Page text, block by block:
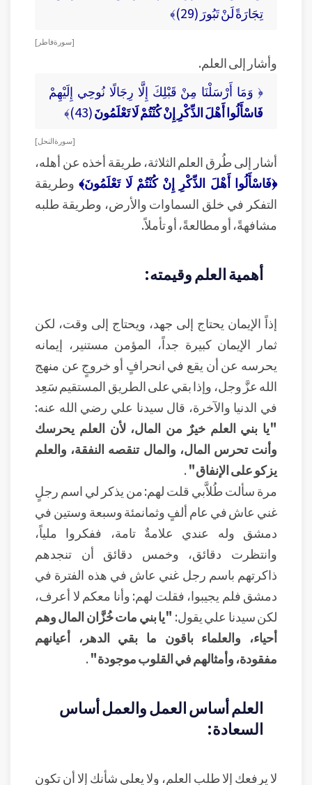
تِجَارَةً لَنْ تَبُورَ (29)﴾
[ سورة فاطر ]
وأشار إلى العلم.
﴿ وَمَا أَرْسَلْنَا مِنْ قَبْلِكَ إِلَّا رِجَالًا نُوحِي إِلَيْهِمْ
فَاسْأَلُوا أَهْلَ الذِّكْرِ إِنْ كُنْتُمْ لَا تَعْلَمُونَ(43)﴾
[ سورة النحل ]
أشار إلى طُرق العلم الثلاثة، طريقة أخذه عن أهله،
﴿فَاسْأَلُوا أَهْلَ الذِّكْرِ إِنْ كُنْتُمْ لَا تَعْلَمُونَ﴾ وطريقة
التفكر في خلق السماوات والأرض، وطريقة طلبه
مشافهةً، أو مطالعةً، أو تأملاً.
أهمية العلم وقيمته:
إذاً الإيمان يحتاج إلى جهد، ويحتاج إلى وقت، لكن
ثمار الإيمان كبيرة جداً، المؤمن مستنير، إيمانه
يحرسه عن أن يقع في انحرافٍ أو خروجٍ عن منهج
الله عزَّ وجل، وإذا بقي على الطريق المستقيم سَعِد
في الدنيا والآخرة، قال سيدنا علي رضي الله عنه:
"يا بني العلم خيرٌ من المال، لأن العلم يحرسك
وأنت تحرس المال، والمال تنقصه النفقة، والعلم
يزكو على الإنفاق".
مرة سألت طُلاَّبي قلت لهم: من يذكر لي اسم رجلٍ
غني عاش في عام ألفٍ وثمانمئة وسبعة وستين في
دمشق وله عندي علامةٌ تامة، ففكروا ملياً،
وانتظرت دقائق، وخمس دقائق أن تنجدهم
ذاكرتهم باسم رجل غني عاش في هذه الفترة في
دمشق فلم يجيبوا، فقلت لهم: وأنا معكم لا أعرف،
لكن سيدنا علي يقول: "يا بني مات خُزَّان المال وهم
أحياء، والعلماء باقون ما بقي الدهر، أعيانهم
مفقودة، وأمثالهم في القلوب موجودة".
العلم أساس العمل والعمل أساس
السعادة:
لا يرفعك إلا طلب العلم، ولا يعلي شأنك إلا أن تكون